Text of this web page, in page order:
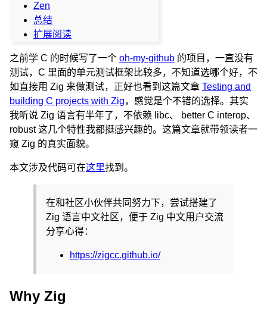
Zen
总结
扩展阅读
之前学 C 的时候写了一个 oh-my-github 的项目，一直没有
测试，C 里面的单元测试框架比较多，不知道选哪个好，不
如直接用 Zig 来做测试，正好也看到这篇文章 Testing and
building C projects with Zig，感觉是个不错的选择。其实
我听说 Zig 语言有半年了，不依赖 libc、 better C interop、
robust 这几个特性我都挺感兴趣的。这篇文章就带领读者一
窥 Zig 的真实面貌。
本文涉及代码可在这里找到。
在和社区小伙伴共同努力下，尝试搭建了
Zig 语言中文社区，便于 Zig 中文用户交流
分享心得：
https://zigcc.github.io/
Why Zig